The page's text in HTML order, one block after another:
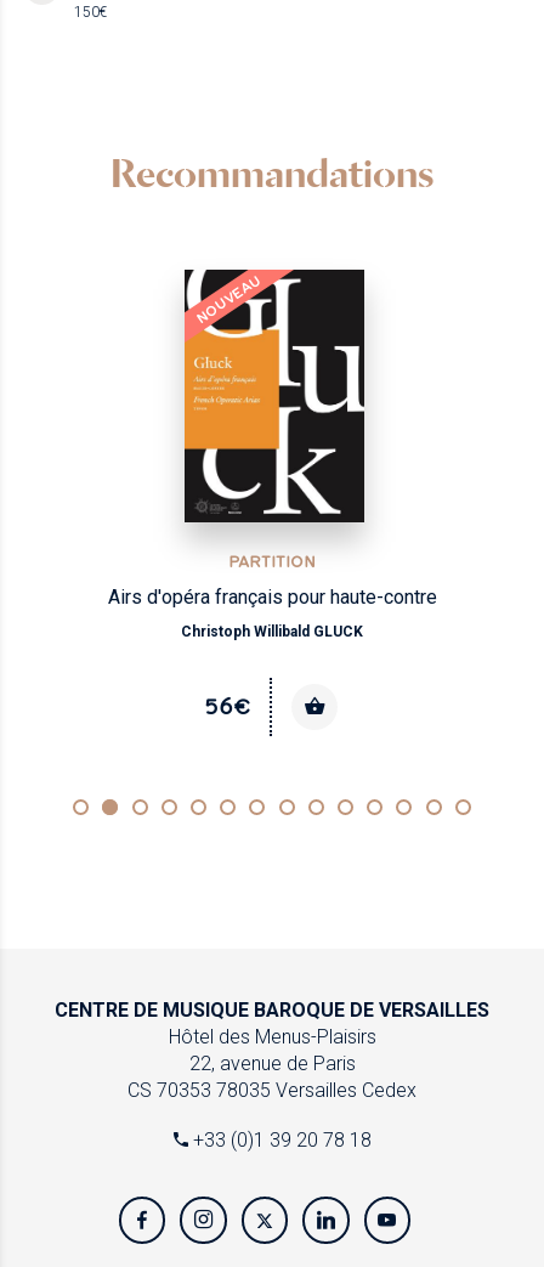
150€
Recommandations
NOUVEAU
PARTITION
Airs d'opéra français pour haute-contre
Christoph Willibald GLUCK
56€
CENTRE DE MUSIQUE BAROQUE DE VERSAILLES
Hôtel des Menus-Plaisirs
22, avenue de Paris
CS 70353 78035 Versailles Cedex
+33 (0)1 39 20 78 18